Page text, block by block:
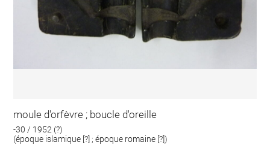
moule d'orfèvre ; boucle d'oreille
-30 / 1952 (?)
(époque islamique [?] ; époque romaine [?])